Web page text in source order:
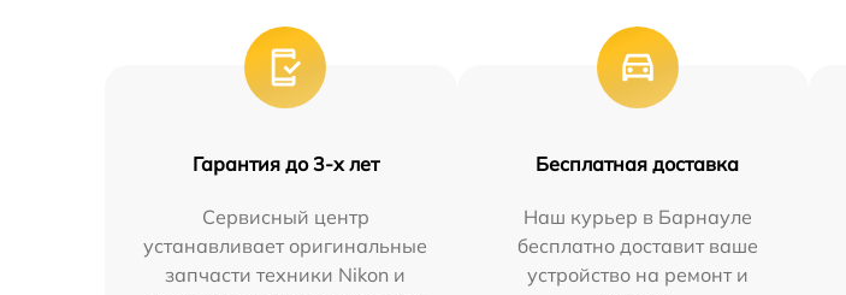
Гарантия до 3-х лет
Сервисный центр
устанавливает оригинальные
запчасти техники Nikon и
Бесплатная доставка
Наш курьер в Барнауле
бесплатно доставит ваше
устройство на ремонт и